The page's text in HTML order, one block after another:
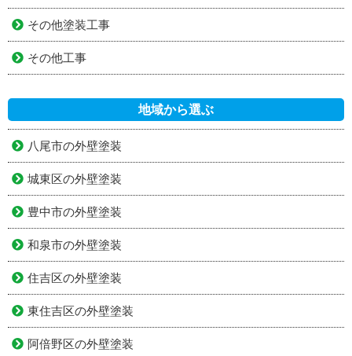
その他塗装工事
その他工事
地域から選ぶ
八尾市の外壁塗装
城東区の外壁塗装
豊中市の外壁塗装
和泉市の外壁塗装
住吉区の外壁塗装
東住吉区の外壁塗装
阿倍野区の外壁塗装